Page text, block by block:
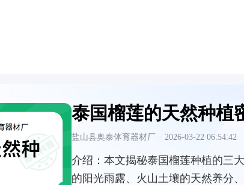
泰国榴莲的天然种植
盐山县奥泰体育器材厂 · 2026-03-22 06:54:42
介绍： 本文揭秘泰国榴莲种植的三
的阳光雨露、火山土壤的天然养分